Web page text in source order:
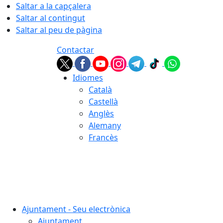
Saltar a la capçalera
Saltar al contingut
Saltar al peu de pàgina
Contactar
Idiomes
Català
Castellà
Anglès
Alemany
Francès
Ajuntament - Seu electrònica